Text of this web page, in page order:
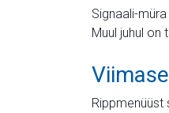
Signaali-
Muul juhul on